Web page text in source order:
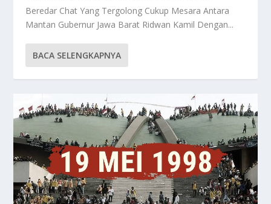
Beredar Chat Yang Tergolong Cukup Mesara Antara
Mantan Gubernur Jawa Barat Ridwan Kamil Dengan...
BACA SELENGKAPNYA